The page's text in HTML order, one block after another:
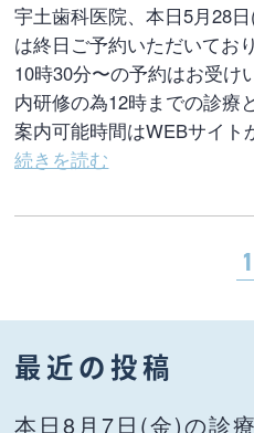
宇土歯科医院、本日5月28
は終日ご予約いただいてお
10時30分〜の予約はお受け
内研修の為12時までの診療
案内可能時間はWEBサイト
続きを読む
1
最近の投稿
本日8月7日(金)の診療